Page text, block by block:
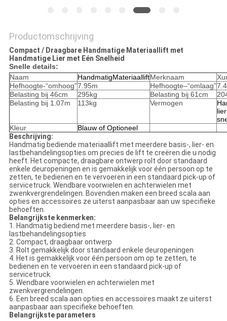
Productomschrijving
Compact / Draagbare Handmatige Materiaallift met
Handmatige Lier met Eén Snelheid
Snelle details:
Naam
HandmatigMateriaalliftMerknaam
Hefhoogte-“omhoog”7.95m Hefhoogte–“omlaag”
Belasting bij 46cm
295kg Belasting bij 61cm
Belasting bij 1.07m
113kg Vermogen
Kleur
Blauwof Optioneel
Beschrijving:
Handmatig bediende materiaallift met meerdere basis-, lier- en
lastbehandelingsopties om precies de lift te creëren die u nodig
heeft. Het compacte, draagbare ontwerp rolt door standaard
enkele deuropeningen en is gemakkelijk voor één persoon op te
zetten, te bedienen en te vervoeren in een standaard pick-up of
servicetruck. Wendbare voorwielen en achterwielen met
zwenkvergrendelingen. Bovendien maken een breed scala aan
opties en accessoires ze uiterst aanpasbaar aan uw specifieke
behoeften.
Belangrijkste kenmerken:
1. Handmatig bediend met meerdere basis-, lier- en
lastbehandelingsopties
2. Compact, draagbaar ontwerp
3. Rolt gemakkelijk door standaard enkele deuropeningen
4. Het is gemakkelijk voor één persoon om op te zetten, te
bedienen en te vervoeren in een standaard pick-up of
servicetruck.
5. Wendbare voorwielen en achterwielen met
zwenkvergrendelingen.
6. Een breed scala aan opties en accessoires maakt ze uiterst
aanpasbaar aan specifieke behoeften.
Belangrijkste parameters